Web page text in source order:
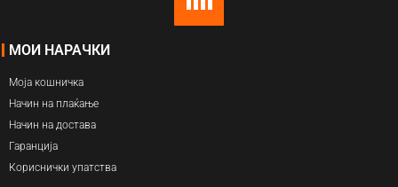
МОИ НАРАЧКИ
Моја кошничка
Начин на плаќање
Начин на достава
Гаранција
Кориснички упатства